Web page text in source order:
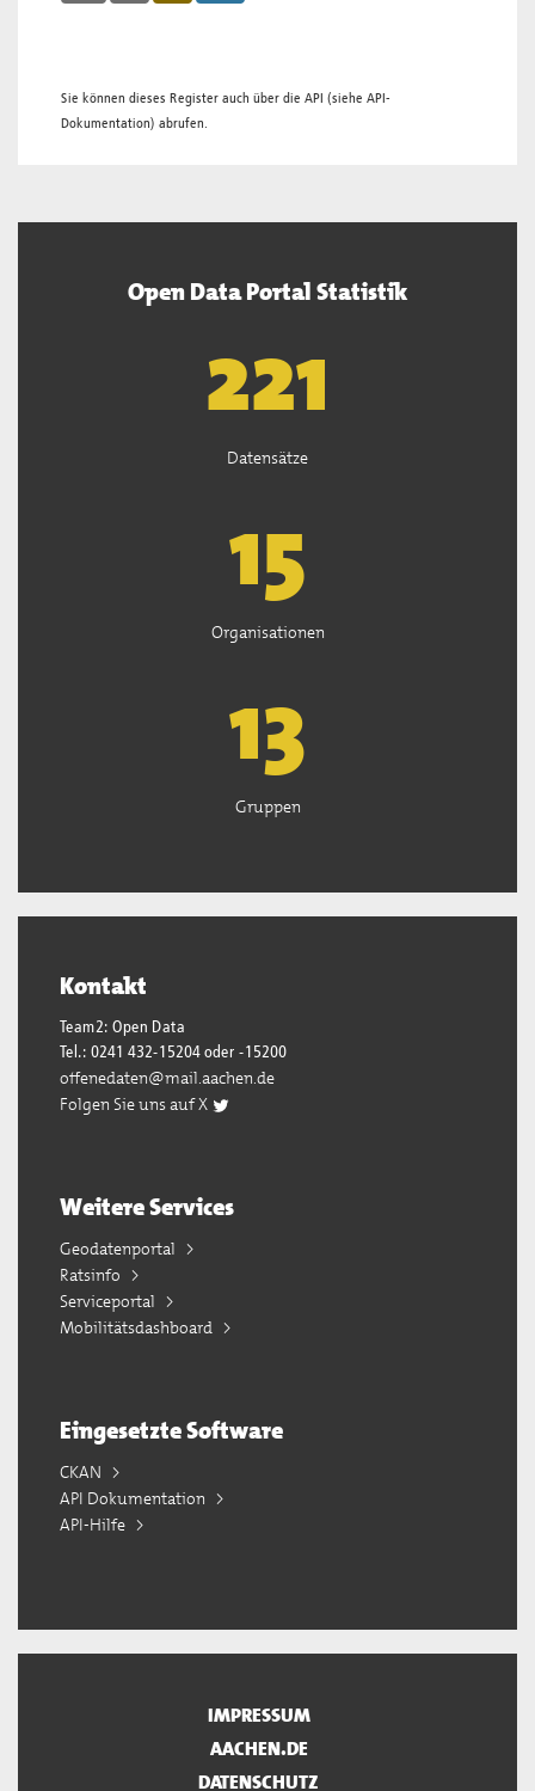
Sie können dieses Register auch über die API (siehe API-
Dokumentation) abrufen.
Open Data Portal Statistik
222
Datensätze
15
Organisationen
13
Gruppen
Kontakt
Team2: Open Data
Tel.: 0241 432-15204 oder -15200
offenedaten@mail.aachen.de
Folgen Sie uns auf X
Weitere Services
Geodatenportal
Ratsinfo
Serviceportal
Mobilitätsdashboard
Eingesetzte Software
CKAN
API Dokumentation
API-Hilfe
IMPRESSUM
AACHEN.DE
DATENSCHUTZ